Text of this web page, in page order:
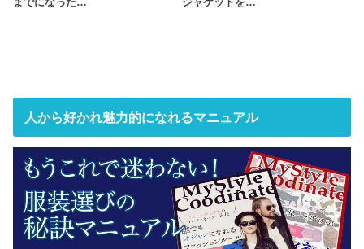
までになった…
ジャケットを…
人から好かれ魅力的になれるマニュアル